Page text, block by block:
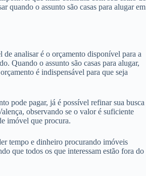
quando o assunto são casas para alugar em
de analisar é o orçamento disponível para a
Quando o assunto são casas para alugar,
é indispensável para que seja
pode pagar, já é possível refinar sua busca
observando se o valor é suficiente
imóvel que procura.
tempo e dinheiro procurando imóveis
que todos os que interessam estão fora do